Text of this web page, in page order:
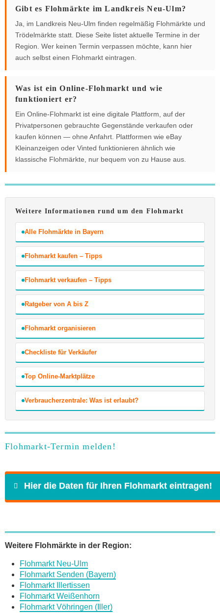
Gibt es Flohmärkte im Landkreis Neu-Ulm?
Ja, im Landkreis Neu-Ulm finden regelmäßig Flohmärkte und
Trödelmärkte statt. Diese Seite listet aktuelle Termine in der
Region. Wer keinen Termin verpassen möchte, kann hier
auch selbst einen Flohmarkt eintragen.
Was ist ein Online-Flohmarkt und wie
funktioniert er?
Ein Online-Flohmarkt ist eine digitale Plattform, auf der
Privatpersonen gebrauchte Gegenstände verkaufen oder
kaufen können — ohne Anfahrt. Plattformen wie eBay
Kleinanzeigen oder Vinted funktionieren ähnlich wie
klassische Flohmärkte, nur bequem von zu Hause aus.
Weitere Informationen rund um den Flohmarkt
Alle Flohmärkte in Bayern
Flohmarkt kaufen – Tipps
Flohmarkt verkaufen – Tipps
Ratgeber von A bis Z
Flohmarkt organisieren
Checkliste für Verkäufer
Top Online-Marktplätze
Verbraucherzentrale: Was ist erlaubt?
Flohmarkt-Termin melden!
Hier die Daten für Ihren Flohmarkt eintragen!
E-Mail*
Weitere Flohmärkte in der Region:
Flohmarkt Neu-Ulm
Flohmarkt Senden (Bayern)
Flohmarkt Illertissen
Flohmarkt Weißenhorn
Flohmarkt Vöhringen (Iller)